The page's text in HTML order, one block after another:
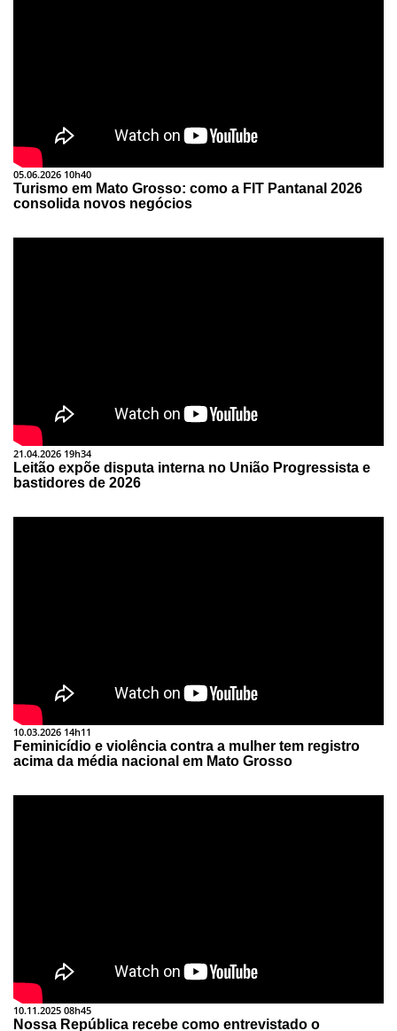
05.06.2026 10h40
Turismo em Mato Grosso: como a FIT Pantanal 2026
consolida novos negócios
21.04.2026 19h34
Leitão expõe disputa interna no União Progressista e
bastidores de 2026
10.03.2026 14h11
Feminicídio e violência contra a mulher tem registro
acima da média nacional em Mato Grosso
10.11.2025 08h45
Nossa República recebe como entrevistado o